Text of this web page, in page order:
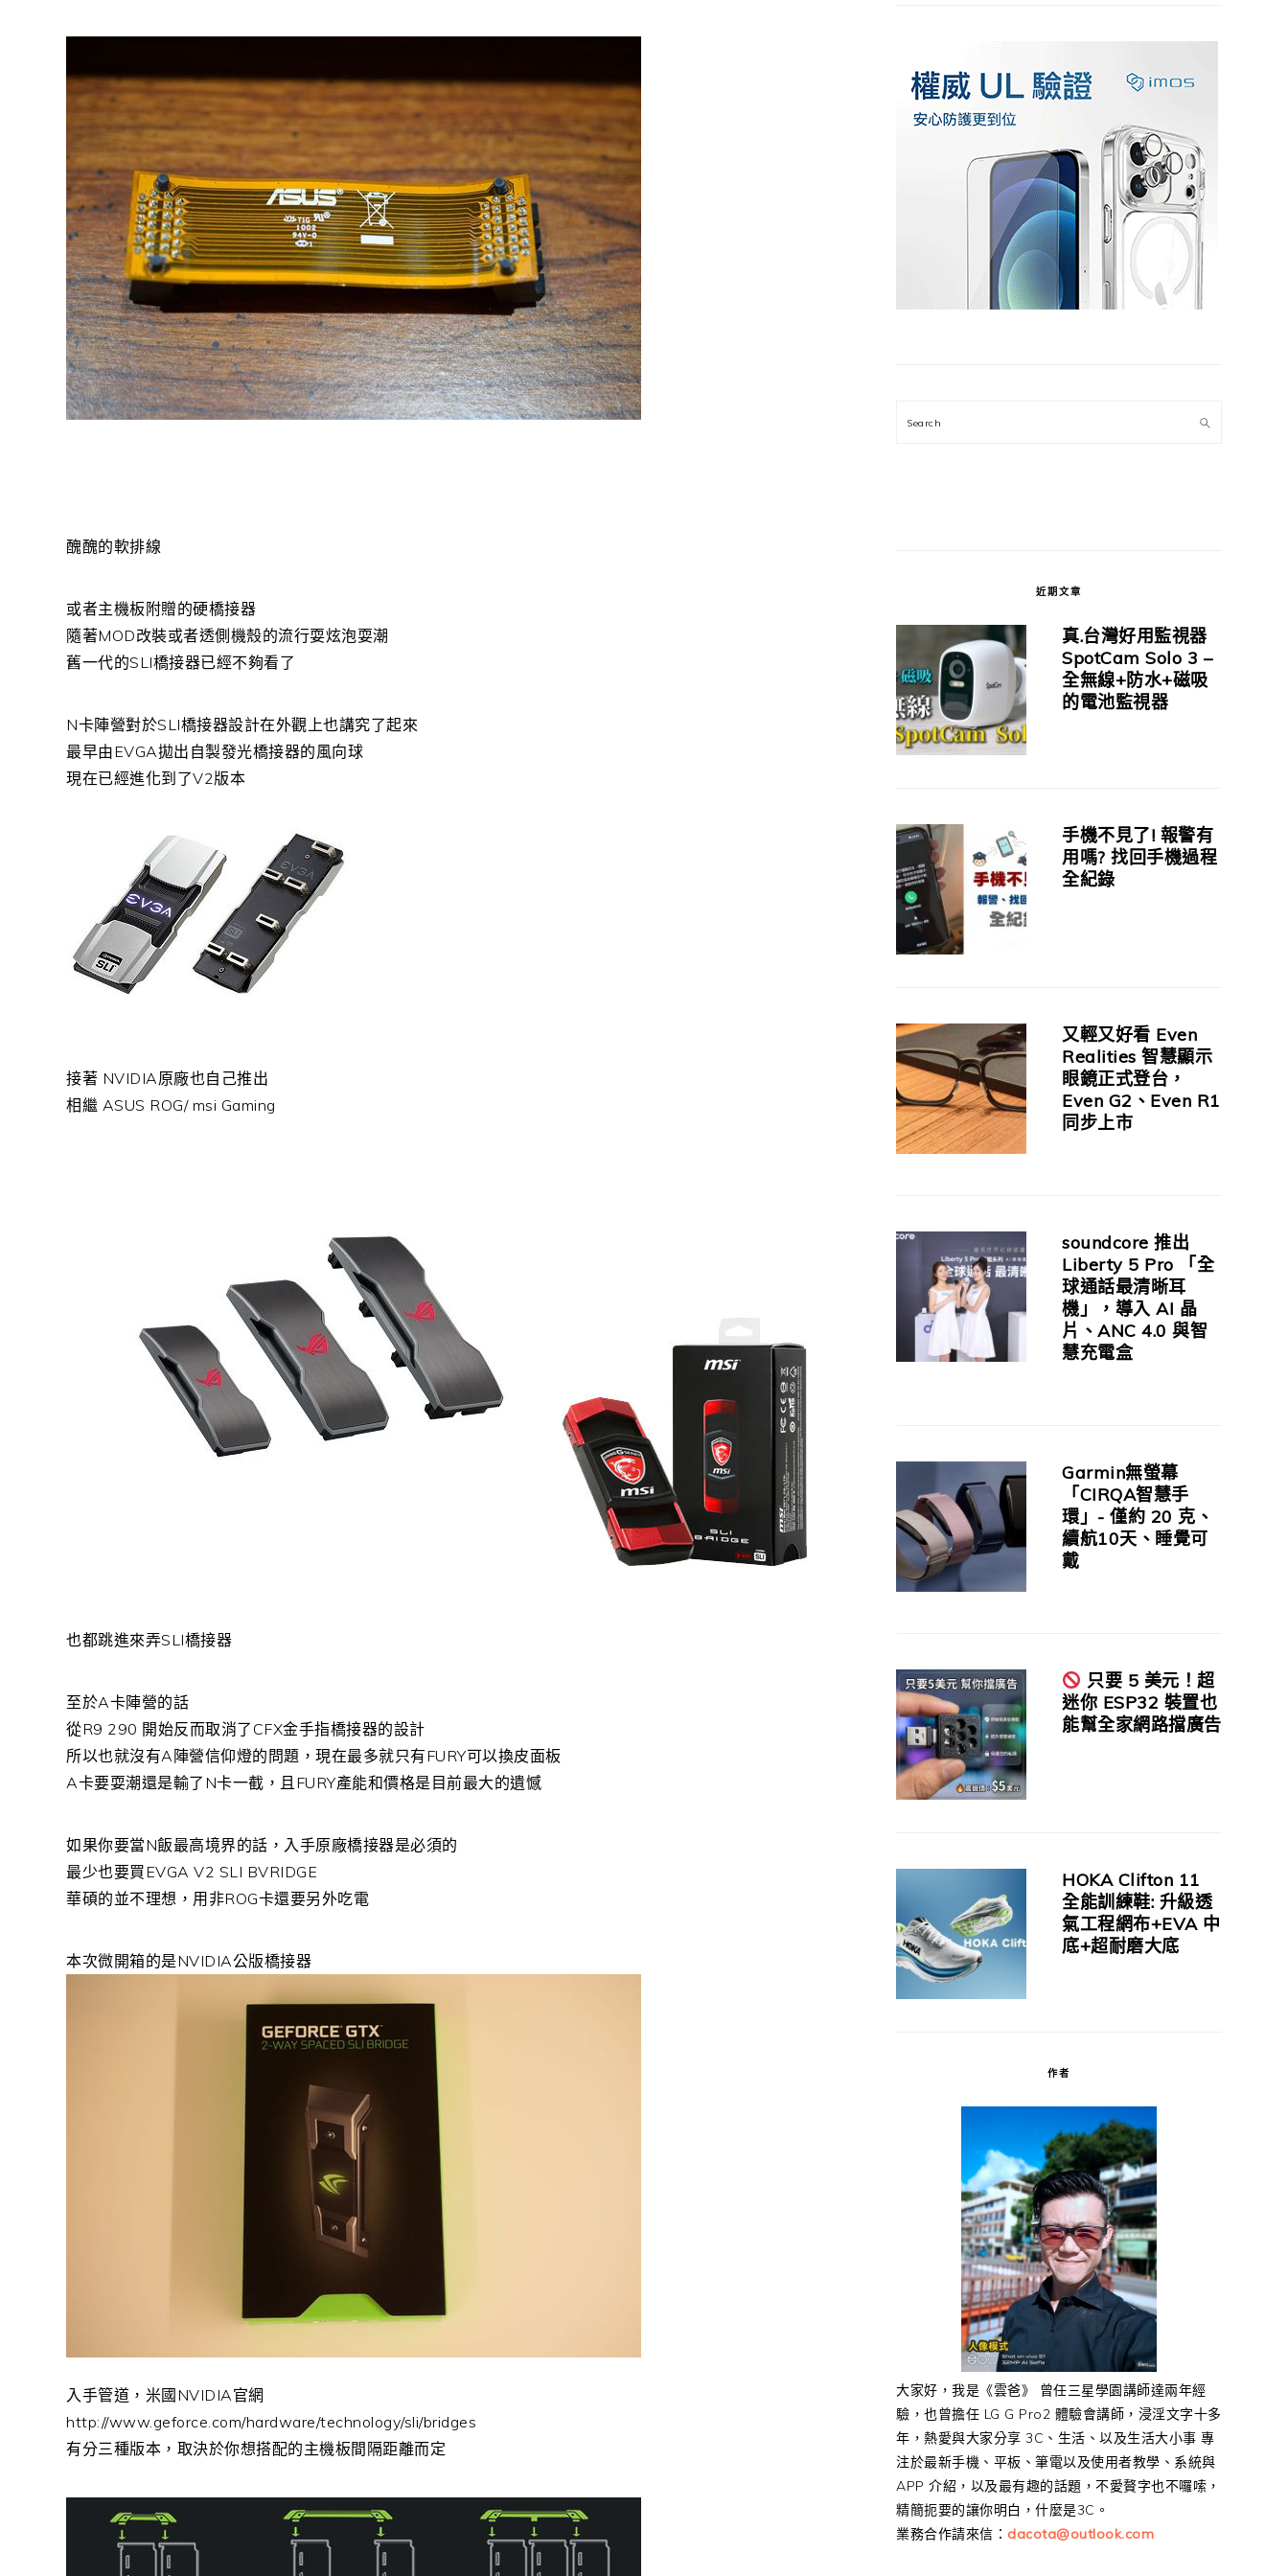
醜醜的軟排線
或者主機板附贈的硬橋接器
隨著MOD改裝或者透側機殼的流行耍炫泡耍潮
舊一代的SLI橋接器已經不夠看了
N卡陣營對於SLI橋接器設計在外觀上也講究了起來
最早由EVGA拋出自製發光橋接器的風向球
現在已經進化到了V2版本
接著 NVIDIA原廠也自己推出
相繼 ASUS ROG/ msi Gaming
也都跳進來弄SLI橋接器
至於A卡陣營的話
從R9 290 開始反而取消了CFX金手指橋接器的設計
所以也就沒有A陣營信仰燈的問題，現在最多就只有FURY可以換皮面板
A卡要耍潮還是輸了N卡一截，且FURY產能和價格是目前最大的遺憾
如果你要當N飯最高境界的話，入手原廠橋接器是必須的
最少也要買EVGA V2 SLI BVRIDGE
華碩的並不理想，用非ROG卡還要另外吃電
本次微開箱的是NVIDIA公版橋接器
入手管道，米國NVIDIA官網
http://www.geforce.com/hardware/technology/sli/bridges
有分三種版本，取決於你想搭配的主機板間隔距離而定
Search
近期文章
真.台灣好用監視器
SpotCam Solo 3 –
全無線+防水+磁吸
的電池監視器
手機不見了! 報警有
用嗎? 找回手機過程
全紀錄
又輕又好看 Even
Realities 智慧顯示
眼鏡正式登台，
Even G2、Even R1
同步上市
soundcore 推出
Liberty 5 Pro 「全
球通話最清晰耳
機」，導入 AI 晶
片、ANC 4.0 與智
慧充電盒
Garmin無螢幕
「CIRQA智慧手
環」- 僅約 20 克、
續航10天、睡覺可
戴
只要 5 美元！超
迷你 ESP32 裝置也
能幫全家網路擋廣告
HOKA Clifton 11
全能訓練鞋: 升級透
氣工程網布+EVA 中
底+超耐磨大底
作者
大家好，我是《雲爸》 曾任三星學園講師達兩年經
驗，也曾擔任 LG G Pro2 體驗會講師，浸淫文字十多
年，熱愛與大家分享 3C、生活、以及生活大小事 專
注於最新手機、平板、筆電以及使用者教學、系統與
APP 介紹，以及最有趣的話題，不愛贅字也不囉嗦，
精簡扼要的讓你明白，什麼是3C。
業務合作請來信： dacota@outlook.com